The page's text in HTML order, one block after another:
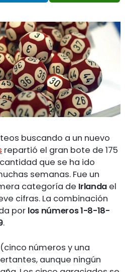
buscando a un nuevo
repartió el gran bote de 175
que se ha ido
semanas. Fue un
categoría de Irlanda el
cifras. La combinación
por los números 1-8-18-
.
números y una
aunque ningún